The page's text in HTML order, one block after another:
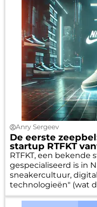
Anry Sergeev
De eerste
startup RTFKT
RTFKT, een
gespecialiseerd is in
sneakercultuur,
technologieën" (wat